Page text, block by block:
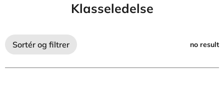
Klasseledelse
Sortér og filtrer no result